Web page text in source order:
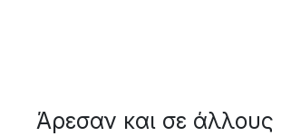
Άρεσαν και σε άλλους